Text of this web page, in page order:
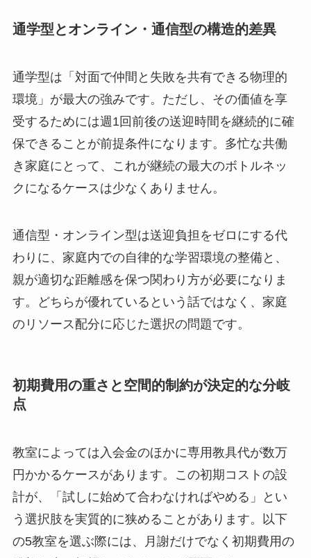
通学型とオンライン・通信型の構造的差異
通学型は「対面で仲間と失敗を共有できる物理的
環境」が最大の強みです。ただし、その価値を享
受するためには週1回前後の送迎時間を継続的に確
保できることが前提条件になります。多忙な共働
き家庭にとって、これが継続の最大のボトルネッ
クになるケースは少なくありません。
通信型・オンライン型は送迎負担をゼロにする代
わりに、家庭内での自律的な学習環境の整備と、
親が適切な距離感を保つ関わり方が必要になりま
す。どちらが優れているという話ではなく、家庭
のリソース配分に応じた選択の問題です。
初期費用の重さと空間的制約が決定的な分岐
点
教室によっては入会金のほかに専用教具代が数万
円かかるケースがあります。この初期コストの設
計が、「試しに始めて合わなければやめる」とい
う選択肢を実質的に狭めることがあります。以下
の5教室を選ぶ際には、月謝だけでなく初期費用の